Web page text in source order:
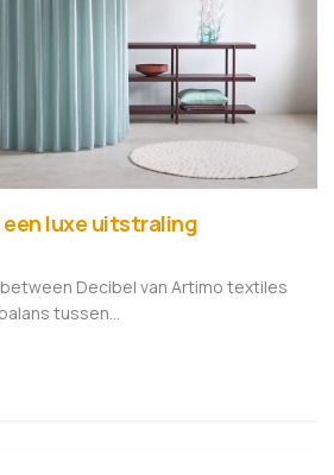
luxe uitstraling
Decibel van Artimo textiles
tussen...